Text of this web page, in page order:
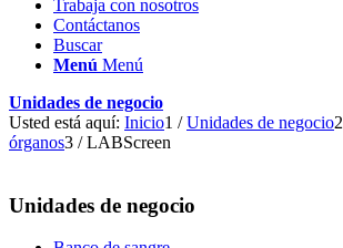
Trabaja con nosotros
Contáctanos
Buscar
Menú Menú
Unidades de negocio
Usted está aquí: Inicio1 / Unidades de negocio2
órganos3 / LABScreen
Unidades de negocio